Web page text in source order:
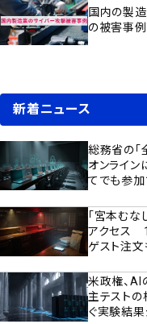
国内の製
の被害事
新着ニュース
総務省の「
オンライ
てでも参加
「宮本むな
アクセス
ゲスト注
米政権、AI
主テスト
ぐ実験結